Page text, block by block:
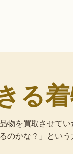
る
物を買取させてい
のかな？」とい